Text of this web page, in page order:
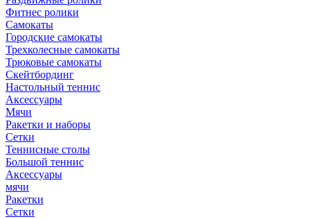
Фитнес ролики
Самокаты
Городские самокаты
Трехколесные самокаты
Трюковые самокаты
Скейтбординг
Настольный теннис
Аксессуары
Мячи
Ракетки и наборы
Сетки
Теннисные столы
Большой теннис
Аксессуары
мячи
Ракетки
Сетки